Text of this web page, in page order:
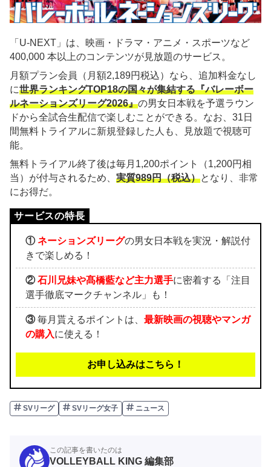
「U-NEXT」は、映画・ドラマ・アニメ・スポーツなど
400,000 本以上のコンテンツが見放題のサービス。
月額プラン会員（月額2,189円税込）なら、追加料金なし
に世界ランキングTOP18の国々が集結する『バレーボー
ルネーションズリーグ2026』の男女日本戦を予選ラウン
ドから全試合生配信で楽しむことができる。なお、31日
間無料トライアルに新規登録した人も、見放題で視聴可
能。
無料トライアル終了後は毎月1,200ポイント（1,200円相
当）が付与されるため、 実質989円（税込）となり、非常
にお得だ。
① ネーションズリーグの男女日本戦を実況・解説付
きで楽しめる！
② 石川兄妹や髙橋藍など主力選手に密着する「注目
選手徹底マークチャンネル」も！
③毎月貰えるポイントは、 最新映画の視聴やマンガ
の購入に使える！
お申し込みはこちら！
SVリーグ SVリーグ女子 ニュース
この記事を書いたのは
VOLLEYBALL KING 編集部